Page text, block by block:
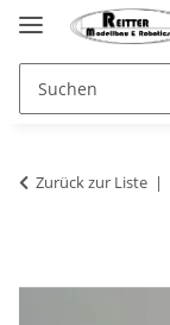
Zurück zur Liste